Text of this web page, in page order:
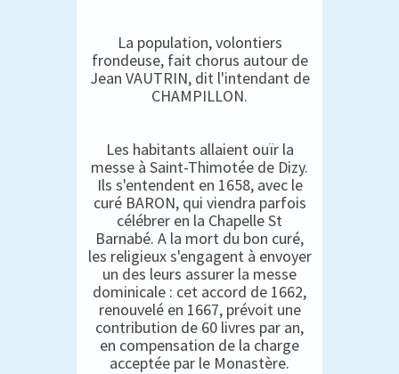
La population, volontiers
frondeuse, fait chorus autour de
Jean VAUTRIN, dit l'intendant de
CHAMPILLON.
Les habitants allaient ouïr la
messe à Saint-Thimotée de Dizy.
Ils s'entendent en 1658, avec le
curé BARON, qui viendra parfois
célébrer en la Chapelle St
Barnabé. A la mort du bon curé,
les religieux s'engagent à envoyer
un des leurs assurer la messe
dominicale : cet accord de 1662,
renouvelé en 1667, prévoit une
contribution de 60 livres par an,
en compensation de la charge
acceptée par le Monastère.